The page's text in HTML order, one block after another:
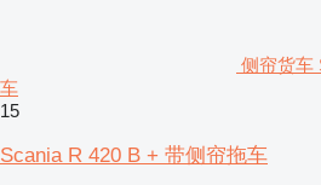
侧帘货车
车
15
Scania R 420 B + 带侧帘拖车